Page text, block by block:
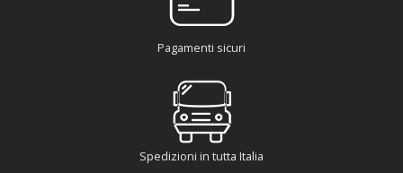
Pagamenti sicuri
Spedizioni in tutta Italia